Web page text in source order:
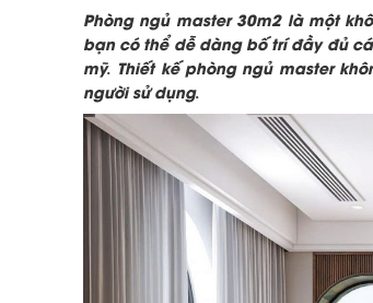
Phòng ngủ master 30m2 là một
bạn có thể dễ dàng bố trí đầy đủ
mỹ. Thiết kế phòng ngủ master
người sử dụng.